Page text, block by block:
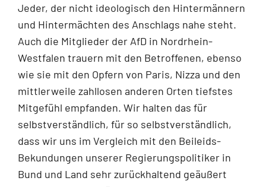
Jeder, der nicht ideologisch den Hintermännern
und Hintermächten des Anschlags nahe steht.
Auch die Mitglieder der AfD in Nordrhein-
Westfalen trauern mit den Betroffenen, ebenso
wie sie mit den Opfern von Paris, Nizza und den
mittlerweile zahllosen anderen Orten tiefstes
Mitgefühl empfanden. Wir halten das für
selbstverständlich, für so selbstverständlich,
dass wir uns im Vergleich mit den Beileids-
Bekundungen unserer Regierungspolitiker in
Bund und Land sehr zurückhaltend geäußert